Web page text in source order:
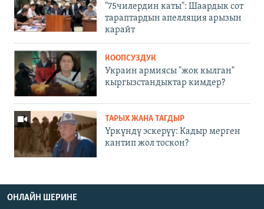
"75чилердин каты": Шаардык сот
тараптардын апелляция арызын
карайт
КООПСУЗДУК
Украин армиясы "жок кылган"
кыргызстандыктар кимдер?
ТАРЫХ ЖАНА ТАГДЫР
Үркүндү эскерүү: Кадыр мерген
кантип жол тоскон?
ОНЛАЙН ШЕРИНЕ